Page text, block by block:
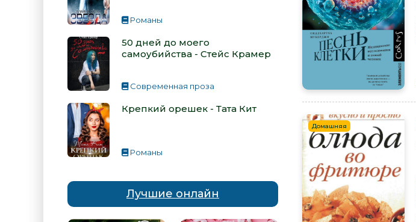
Романы
50 дней до моего
самоубийства - Стейс Крамер
Современная проза
Крепкий орешек - Тата Кит
Романы
Лучшие онлайн
Домашняя